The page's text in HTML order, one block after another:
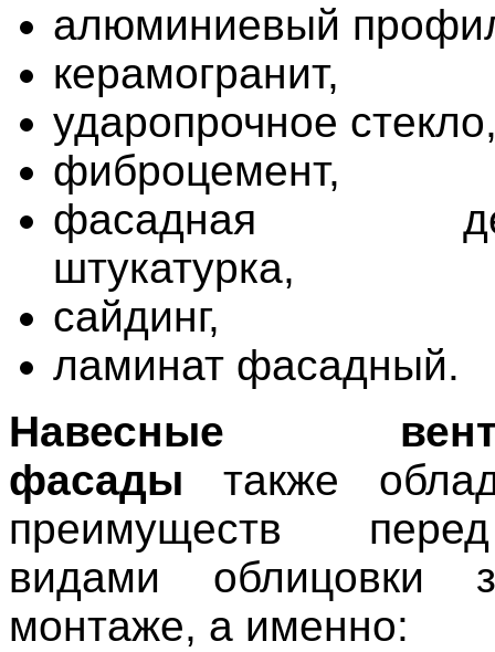
алюминиевый
керамогранит,
ударопрочное
фиброцемент,
фасадная
штукатурка,
сайдинг,
ламинат фасадный.
Навесные
фасады также
преимуществ
видами облицовки
монтаже, а именно: